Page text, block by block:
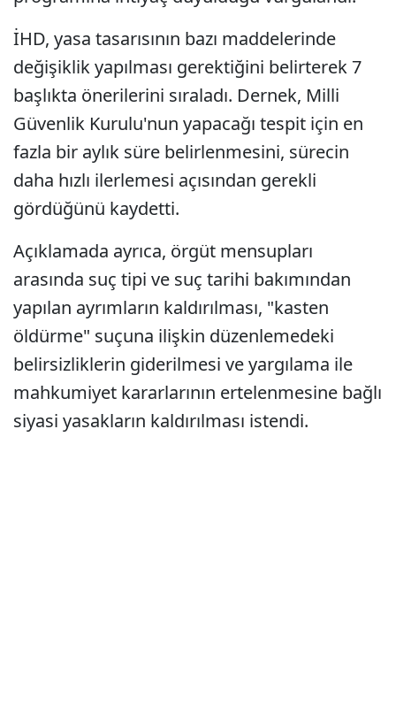
İHD, yasa tasarısının bazı maddelerinde
değişiklik yapılması gerektiğini belirterek 7
başlıkta önerilerini sıraladı. Dernek, Milli
Güvenlik Kurulu'nun yapacağı tespit için en
fazla bir aylık süre belirlenmesini, sürecin
daha hızlı ilerlemesi açısından gerekli
gördüğünü kaydetti.
Açıklamada ayrıca, örgüt mensupları
arasında suç tipi ve suç tarihi bakımından
yapılan ayrımların kaldırılması, "kasten
öldürme" suçuna ilişkin düzenlemedeki
belirsizliklerin giderilmesi ve yargılama ile
mahkumiyet kararlarının ertelenmesine bağlı
siyasi yasakların kaldırılması istendi.